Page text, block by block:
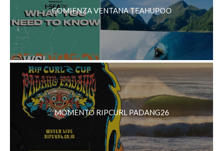
COMIENZA VENTANA TEAHUPOO
MOMENTO RIPCURL PADANG26